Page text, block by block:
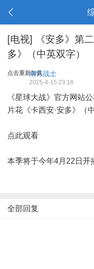
[电视]
《安多》第
多》（中英双字）
点击重新加载南方战士
2025-4-15 23:18
《星球大战》官方网站
片花《卡西安·安多》（
点此观看
本季将于今年4月22日开
全部回复